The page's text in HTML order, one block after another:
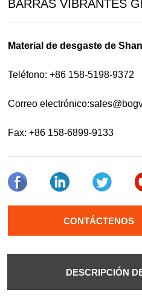
BARRAS VIBRANTES
Material de desgaste de
Teléfono: +86 158-5198-9372
Correo electrónico:
Fax: +86 158-6899-9133
CONTÁCTENOS
DESCRIPCIÓN